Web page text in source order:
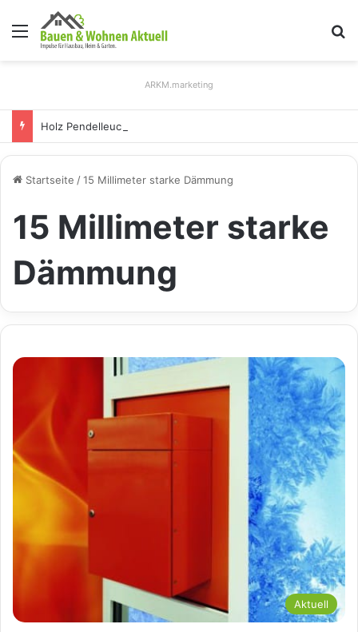
Menü
ARKM.marketing
Startseite /15 Millimeter starke Dämmung
15 Millimeter starke
Dämmung
Aktuell